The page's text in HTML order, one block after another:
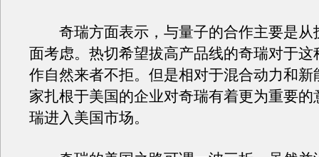
奇瑞方面表示，与量子的合作主要是从
面考虑。热切希望拔高产品线的奇瑞对于这
作自然来者不拒。但是相对于混合动力和新
家扎根于美国的企业对奇瑞有着更为重要的
瑞进入美国市场。